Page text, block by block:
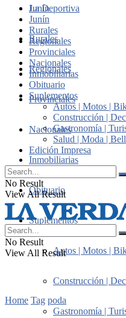
Junín
Rurales
Regionales
Provinciales
Nacionales
Inmobiliarias
Obituario
Suplementos
Autos | Motos |
Construcción |
Gastronomía |
La Deportiva
Junín
Rurales
Regionales
Provinciales
Nacionales
Inmobiliarias
Obituario
Suplementos
Autos | Motos |
Construcción |
Gastronomía |
Salud | Moda |
Edición Impresa
No Result
View All Result
No Result
View All Result
Home Tag poda